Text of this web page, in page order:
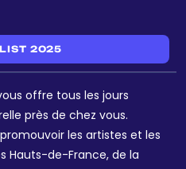
2025
offre tous les jours
près de chez vous.
les artistes et les
Hauts-de-France, de la